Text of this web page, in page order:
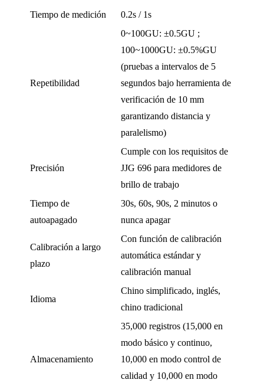
Tiempo de medición
0.2s / 1s
Repetibilidad
0~100GU: ±0.5GU ;
100~1000GU: ±0.5%GU
(pruebas a intervalos de 5
segundos bajo herramienta de
verificación de 10 mm
garantizando distancia y
paralelismo)
Precisión
Cumple con los requisitos de
JJG 696 para medidores de
brillo de trabajo
Tiempo de
autoapagado
30s, 60s, 90s, 2 minutos o
nunca apagar
Calibración a largo
plazo
Con función de calibración
automática estándar y
calibración manual
Idioma
Chino simplificado, inglés,
chino tradicional
Almacenamiento
35,000 registros (15,000 en
modo básico y continuo,
10,000 en modo control de
calidad y 10,000 en modo